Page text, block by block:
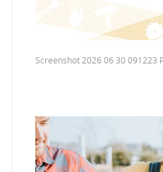
Screenshot 2026 06 30 091223